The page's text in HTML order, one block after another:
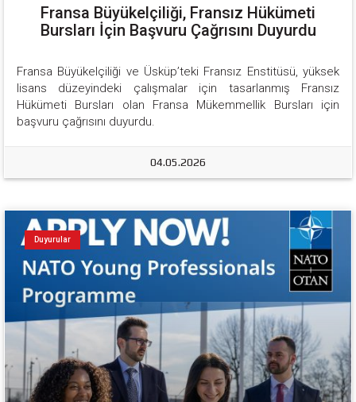
Fransa Büyükelçiliği, Fransız Hükümeti
Bursları İçin Başvuru Çağrısını Duyurdu
Fransa Büyükelçiliği ve Üsküp’teki Fransız Enstitüsü, yüksek
lisans düzeyindeki çalışmalar için tasarlanmış Fransız
Hükümeti Bursları olan Fransa Mükemmellik Bursları için
başvuru çağrısını duyurdu.
04.05.2026
Duyurular